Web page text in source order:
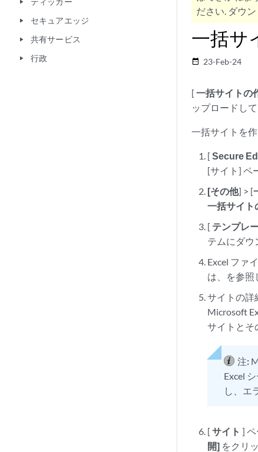
play_arrow
play_arrow セキュアエッジ
play_arrow 共有サービス
play_arrow 行政
ださい. ダウ
一括サ
date_range 23-Feb-24
[ 一括サイトの
ップロードし
一括サイトを
[Secure
[サイト] ペ
[その他] > [
一括サイト
[ テンプレ
テムにダウ
Excel ファ
は、を参
サイトの詳
Microsoft
サイトとそ
注:
Excel
し、エ
[サイト ]
開] をクリ